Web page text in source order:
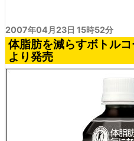
2007年04月23日 15時52分
体脂肪を減らすボトル
より発売